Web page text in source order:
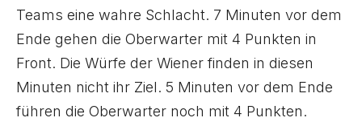
Teams eine wahre Schlacht. 7 Minuten vor dem
Ende gehen die Oberwarter mit 4 Punkten in
Front. Die Würfe der Wiener finden in diesen
Minuten nicht ihr Ziel. 5 Minuten vor dem Ende
führen die Oberwarter noch mit 4 Punkten.